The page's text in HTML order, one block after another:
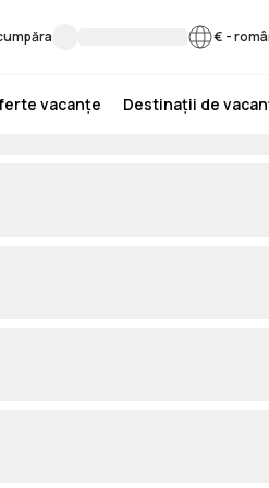
€ -
vacanțe Destinații de